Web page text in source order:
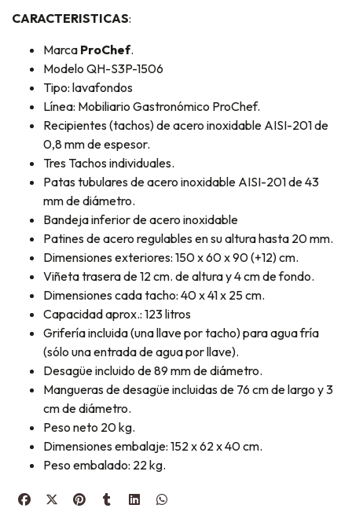
CARACTERISTICAS:
Marca ProChef.
Modelo QH-S3P-1506
Tipo: lavafondos
Línea: Mobiliario Gastronómico ProChef.
Recipientes (tachos) de acero inoxidable AISI-201 de
0,8 mm de espesor.
Tres Tachos individuales.
Patas tubulares de acero inoxidable AISI-201 de 43
mm de diámetro.
Bandeja inferior de acero inoxidable
Patines de acero regulables en su altura hasta 20 mm.
Dimensiones exteriores: 150 x 60 x 90 (+12) cm.
Viñeta trasera de 12 cm. de altura y 4 cm de fondo.
Dimensiones cada tacho: 40 x 41 x 25 cm.
Capacidad aprox.: 123 litros
Grifería incluida (una llave por tacho) para agua fría
(sólo una entrada de agua por llave).
Desagüe incluido de 89 mm de diámetro.
Mangueras de desagüe incluidas de 76 cm de largo y 3
cm de diámetro.
Peso neto 20 kg.
Dimensiones embalaje: 152 x 62 x 40 cm.
Peso embalado: 22 kg.